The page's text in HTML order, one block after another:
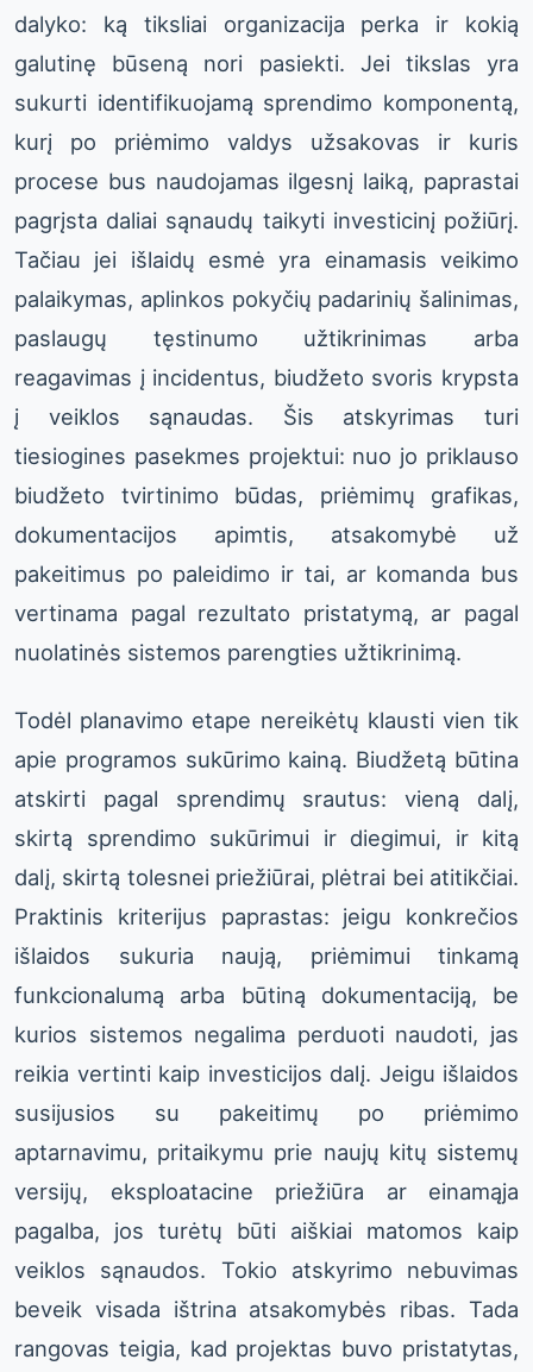
dalyko: ką tiksliai organizacija perka ir kokią
galutinę būseną nori pasiekti. Jei tikslas yra
sukurti identifikuojamą sprendimo komponentą,
kurį po priėmimo valdys užsakovas ir kuris
procese bus naudojamas ilgesnį laiką, paprastai
pagrįsta daliai sąnaudų taikyti investicinį požiūrį.
Tačiau jei išlaidų esmė yra einamasis veikimo
palaikymas, aplinkos pokyčių padarinių šalinimas,
paslaugų tęstinumo užtikrinimas arba
reagavimas į incidentus, biudžeto svoris krypsta
į veiklos sąnaudas. Šis atskyrimas turi
tiesiogines pasekmes projektui: nuo jo priklauso
biudžeto tvirtinimo būdas, priėmimų grafikas,
dokumentacijos apimtis, atsakomybė už
pakeitimus po paleidimo ir tai, ar komanda bus
vertinama pagal rezultato pristatymą, ar pagal
nuolatinės sistemos parengties užtikrinimą.
Todėl planavimo etape nereikėtų klausti vien tik
apie programos sukūrimo kainą. Biudžetą būtina
atskirti pagal sprendimų srautus: vieną dalį,
skirtą sprendimo sukūrimui ir diegimui, ir kitą
dalį, skirtą tolesnei priežiūrai, plėtrai bei atitikčiai.
Praktinis kriterijus paprastas: jeigu konkrečios
išlaidos sukuria naują, priėmimui tinkamą
funkcionalumą arba būtiną dokumentaciją, be
kurios sistemos negalima perduoti naudoti, jas
reikia vertinti kaip investicijos dalį. Jeigu išlaidos
susijusios su pakeitimų po priėmimo
aptarnavimu, pritaikymu prie naujų kitų sistemų
versijų, eksploatacine priežiūra ar einamąja
pagalba, jos turėtų būti aiškiai matomos kaip
veiklos sąnaudos. Tokio atskyrimo nebuvimas
beveik visada ištrina atsakomybės ribas. Tada
rangovas teigia, kad projektas buvo pristatytas,